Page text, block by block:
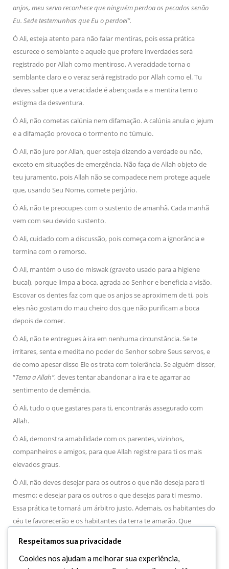
anjos, meu servo reconhece que ninguém perdoa os pecados senão
Eu. Sede testemunhas que Eu o perdoei”.
Ó Ali, esteja atento para não falar mentiras, pois essa prática
escurece o semblante e aquele que profere inverdades será
registrado por Allah como mentiroso. A veracidade torna o
semblante claro e o veraz será registrado por Allah como el. Tu
deves saber que a veracidade é abençoada e a mentira tem o
estigma da desventura.
Ó Ali, não cometas calúnia nem difamação. A calúnia anula o jejum
e a difamação provoca o tormento no túmulo.
Ó Ali, não jure por Allah, quer esteja dizendo a verdade ou não,
exceto em situações de emergência. Não faça de Allah objeto de
teu juramento, pois Allah não se compadece nem protege aquele
que, usando Seu Nome, comete perjúrio.
Ó Ali, não te preocupes com o sustento de amanhã. Cada manhã
vem com seu devido sustento.
Ó Ali, cuidado com a discussão, pois começa com a ignorância e
termina com o remorso.
Ó Ali, mantém o uso do miswak (graveto usado para a higiene
bucal), porque limpa a boca, agrada ao Senhor e beneficia a visão.
Escovar os dentes faz com que os anjos se aproximem de ti, pois
eles não gostam do mau cheiro dos que não purificam a boca
depois de comer.
Ó Ali, não te entregues à ira em nenhuma circunstância. Se te
irritares, senta e medita no poder do Senhor sobre Seus servos, e
de como apesar disso Ele os trata com tolerância. Se alguém disser,
“Tema a Allah”, deves tentar abandonar a ira e te agarrar ao
sentimento de clemência.
Ó Ali, tudo o que gastares para ti, encontrarás assegurado com
Allah.
Ó Ali, demonstra amabilidade com os parentes, vizinhos,
companheiros e amigos, para que Allah registre para ti os mais
elevados graus.
Ó Ali, não deves desejar para os outros o que não deseja para ti
mesmo; e desejar para os outros o que desejas para ti mesmo.
Essa prática te tornará um árbitro justo. Ademais, os habitantes do
céu te favorecerão e os habitantes da terra te amarão. Que
Respeitamos sua privacidade
Cookies nos ajudam a melhorar sua experiência,